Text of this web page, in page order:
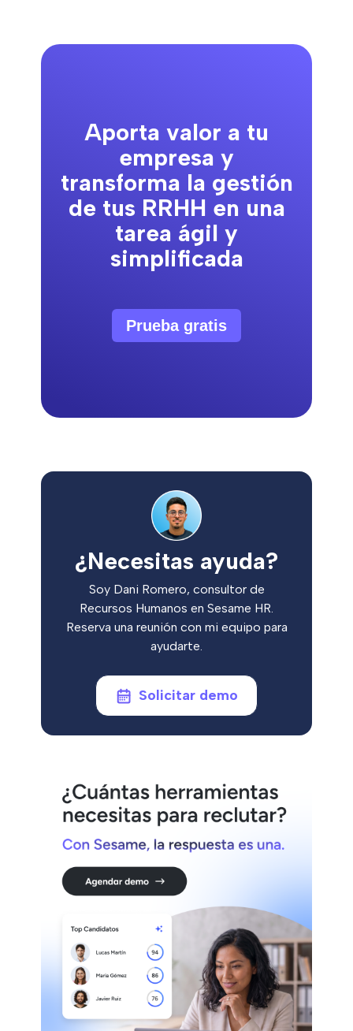
Aporta valor a tu
empresa y
transforma la gestión
de tus RRHH en una
tarea ágil y
simplificada
Prueba gratis
¿Necesitas ayuda?
Soy Dani Romero, consultor de
Recursos Humanos en Sesame HR.
Reserva una reunión con mi equipo para
ayudarte.
Solicitar demo